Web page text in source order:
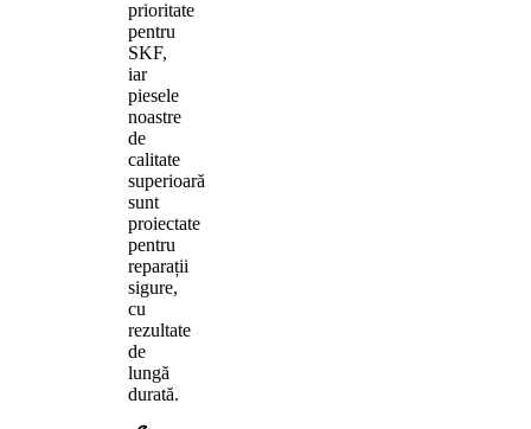
prioritate
pentru
SKF,
iar
piesele
noastre
de
calitate
superioară
sunt
proiectate
pentru
reparații
sigure,
cu
rezultate
de
lungă
durată.